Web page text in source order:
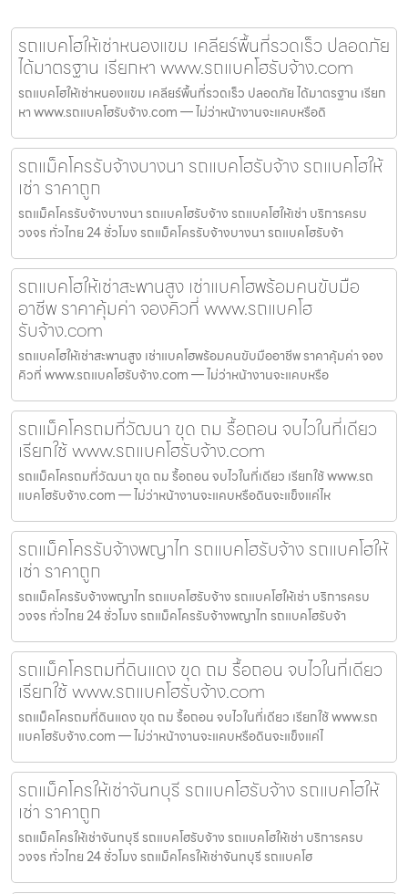
รถแบคโฮให้เช่าหนองแขม เคลียร์พื้นที่รวดเร็ว ปลอดภัย
ได้มาตรฐาน เรียกหา www.รถแบคโฮรับจ้าง.com
รถแบคโฮให้เช่าหนองแขม เคลียร์พื้นที่รวดเร็ว ปลอดภัย ได้มาตรฐาน เรียก
หา www.รถแบคโฮรับจ้าง.com — ไม่ว่าหน้างานจะแคบหรือดิ
รถแม็คโครรับจ้างบางนา รถแบคโฮรับจ้าง รถแบคโฮให้
เช่า ราคาถูก
รถแม็คโครรับจ้างบางนา รถแบคโฮรับจ้าง รถแบคโฮให้เช่า บริการครบ
วงจร ทั่วไทย 24 ชั่วโมง รถแม็คโครรับจ้างบางนา รถแบคโฮรับจ้า
รถแบคโฮให้เช่าสะพานสูง เช่าแบคโฮพร้อมคนขับมือ
อาชีพ ราคาคุ้มค่า จองคิวที่ www.รถแบคโฮ
รับจ้าง.com
รถแบคโฮให้เช่าสะพานสูง เช่าแบคโฮพร้อมคนขับมืออาชีพ ราคาคุ้มค่า จอง
คิวที่ www.รถแบคโฮรับจ้าง.com — ไม่ว่าหน้างานจะแคบหรือ
รถแม็คโครถมที่วัฒนา ขุด ถม รื้อถอน จบไวในที่เดียว
เรียกใช้ www.รถแบคโฮรับจ้าง.com
รถแม็คโครถมที่วัฒนา ขุด ถม รื้อถอน จบไวในที่เดียว เรียกใช้ www.รถ
แบคโฮรับจ้าง.com — ไม่ว่าหน้างานจะแคบหรือดินจะแข็งแค่ไห
รถแม็คโครรับจ้างพญาไท รถแบคโฮรับจ้าง รถแบคโฮให้
เช่า ราคาถูก
รถแม็คโครรับจ้างพญาไท รถแบคโฮรับจ้าง รถแบคโฮให้เช่า บริการครบ
วงจร ทั่วไทย 24 ชั่วโมง รถแม็คโครรับจ้างพญาไท รถแบคโฮรับจ้า
รถแม็คโครถมที่ดินแดง ขุด ถม รื้อถอน จบไวในที่เดียว
เรียกใช้ www.รถแบคโฮรับจ้าง.com
รถแม็คโครถมที่ดินแดง ขุด ถม รื้อถอน จบไวในที่เดียว เรียกใช้ www.รถ
แบคโฮรับจ้าง.com — ไม่ว่าหน้างานจะแคบหรือดินจะแข็งแค่ไ
รถแม็คโครให้เช่าจันทบุรี รถแบคโฮรับจ้าง รถแบคโฮให้
เช่า ราคาถูก
รถแม็คโครให้เช่าจันทบุรี รถแบคโฮรับจ้าง รถแบคโฮให้เช่า บริการครบ
วงจร ทั่วไทย 24 ชั่วโมง รถแม็คโครให้เช่าจันทบุรี รถแบคโฮ